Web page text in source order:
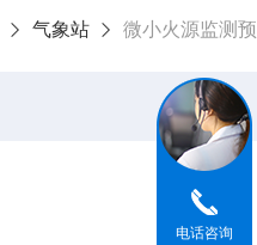
气象站 微小火源监测
电话咨询